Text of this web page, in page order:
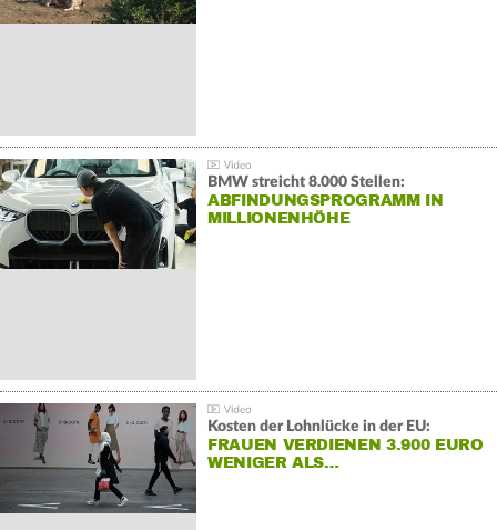
BMW streicht 8.000 Stellen:
ABFINDUNGSPROGRAMM IN
MILLIONENHÖHE
Kosten der Lohnlücke in der EU:
FRAUEN VERDIENEN 3.900 EURO
WENIGER ALS…